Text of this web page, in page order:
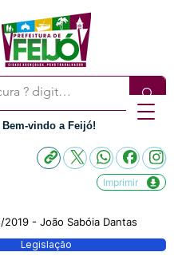
Bem-vindo a Feijó!
Imprimir
2019 - João Sabóia Dantas
Legislação